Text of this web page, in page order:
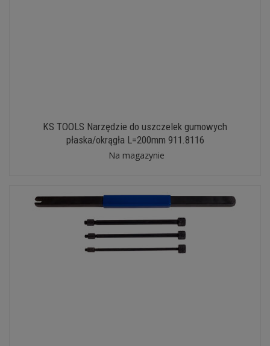
KS TOOLS Narzędzie do uszczelek gumowych
płaska/okrągła L=200mm 911.8116
Na magazynie